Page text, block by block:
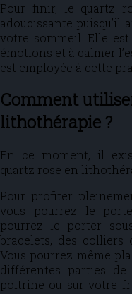
Pour finir, le quartz
adoucissante puisqu’il
votre sommeil. Elle
émotions et à calmer
est employée à cette
Comment
lithothérapie ?
En ce moment, il
quartz rose en
Pour profiter
vous pourrez le
pourrez le porter
bracelets, des colliers
Vous pourrez même
différentes parties
poitrine ou sur votre